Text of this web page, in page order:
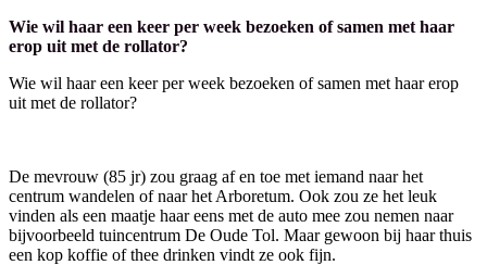
Wie wil haar een keer per week bezoeken of samen met haar
erop uit met de rollator?
Wie wil haar een keer per week bezoeken of samen met haar erop
uit met de rollator?
De mevrouw (85 jr) zou graag af en toe met iemand naar het
centrum wandelen of naar het Arboretum. Ook zou ze het leuk
vinden als een maatje haar eens met de auto mee zou nemen naar
bijvoorbeeld tuincentrum De Oude Tol. Maar gewoon bij haar thuis
een kop koffie of thee drinken vindt ze ook fijn.